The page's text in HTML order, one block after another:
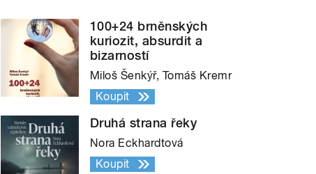
100+24 brněnských
kuriozit, absurdit a
bizarností
Miloš Šenkýř, Tomáš Kremr
Koupit
Druhá strana řeky
Nora Eckhardtová
Koupit